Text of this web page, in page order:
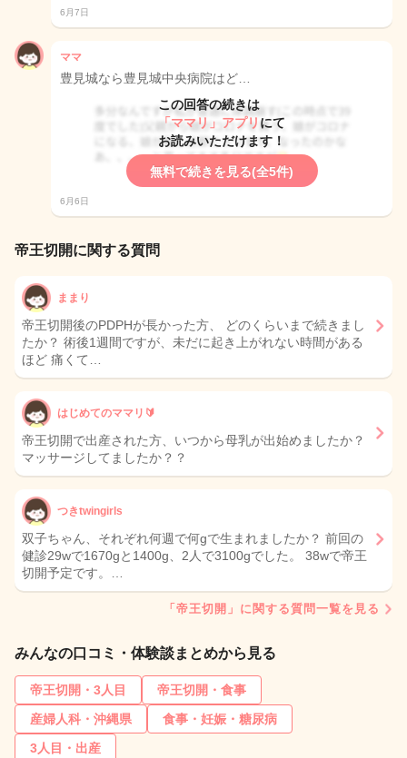
6月7日
ママ
豊見城なら豊見城中央病院はど…
この回答の続きは
「ママリ」アプリ にて
お読みいただけます！
無料で続きを見る(全5件)
6月6日
帝王切開に関する質問
ままり
帝王切開後のPDPHが長かった方、 どのくらいまで続きまし
たか？ 術後1週間ですが、未だに起き上がれない時間がある
ほど 痛くて…
はじめてのママリ🔰
帝王切開で出産された方、いつから母乳が出始めましたか？
マッサージしてましたか？？
つきtwingirls
双子ちゃん、それぞれ何週で何gで生まれましたか？ 前回の
健診29wで1670gと1400g、2人で3100gでした。 38wで帝王
切開予定です。…
「帝王切開」に関する質問一覧を見る
みんなの口コミ・体験談まとめから見る
帝王切開・3人目
帝王切開・食事
産婦人科・沖縄県
食事・妊娠・糖尿病
3人目・出産